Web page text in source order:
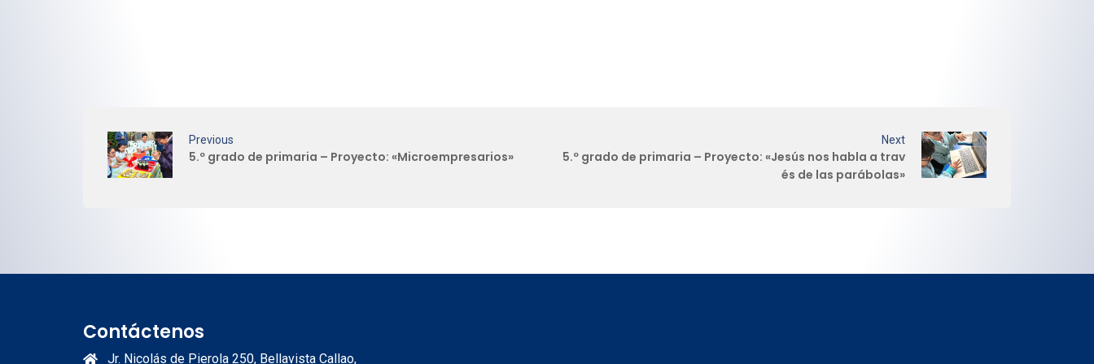
Previous
5.º grado de primaria – Proyecto: «Microempresarios»
Next
5.º grado de primaria – Proyecto: «Jesús nos habla a trav
és de las parábolas»
Contáctenos
Jr. Nicolás de Pierola 250, Bellavista Callao,